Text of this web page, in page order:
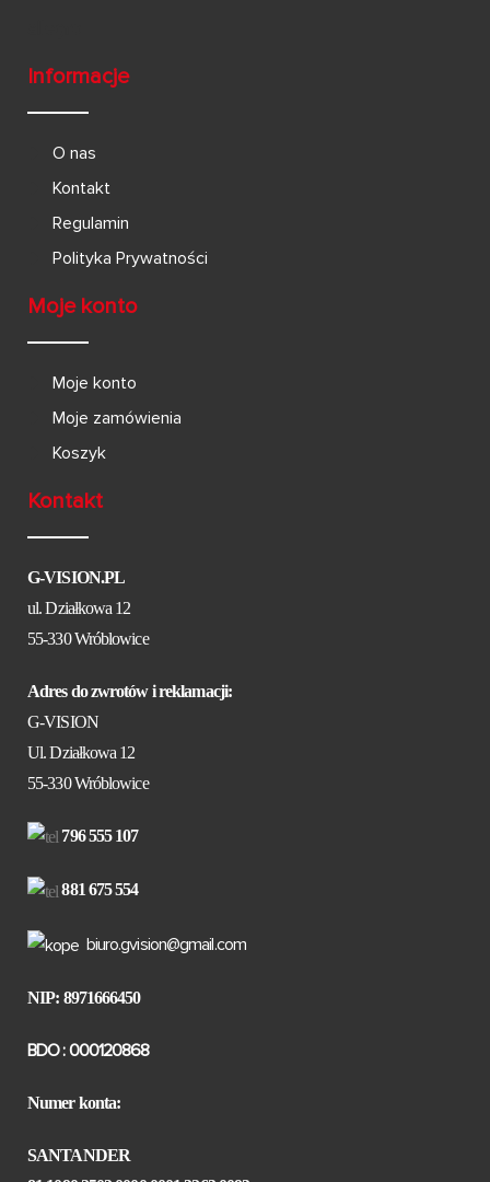
Informacje
O nas
Kontakt
Regulamin
Polityka Prywatności
Moje konto
Moje konto
Moje zamówienia
Koszyk
Kontakt
G-VISION.PL
ul. Działkowa 12
55-330 Wróblowice
Adres do zwrotów i reklamacji:
G-VISION
Ul. Działkowa 12
55-330 Wróblowice
796 555 107
881 675 554
biuro.gvision@gmail.com
NIP: 8971666450
BDO : 000120868
Numer konta:
SANTANDER